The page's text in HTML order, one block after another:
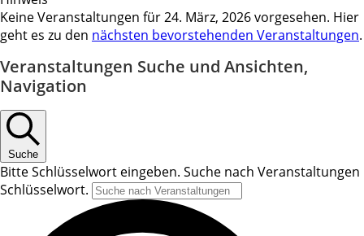
Keine Veranstaltungen für 24. März, 2026 vorgesehen. Hier
geht es zu den nächsten bevorstehenden Veranstaltungen.
Veranstaltungen Suche und Ansichten,
Navigation
Suche
Bitte Schlüsselwort eingeben. Suche nach Veranstaltungen
Schlüsselwort.